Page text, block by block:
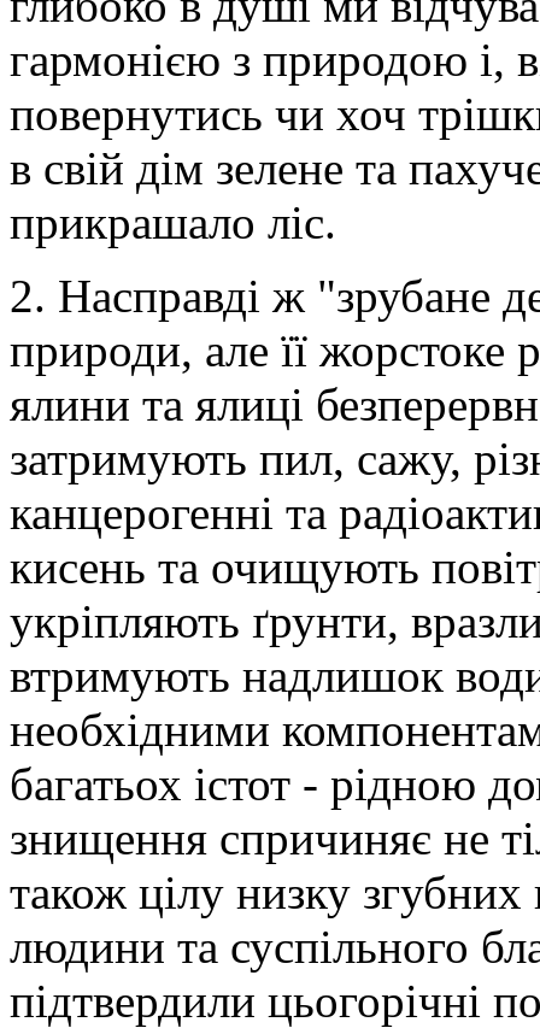
гармонією з природою і,
повернутись чи хоч
в свій дім зелене та
прикрашало ліс.
2. Насправді ж "зрубане
природи, але її жорстоке
ялини та ялиці
затримують пил, сажу,
канцерогенні та
кисень та очищують
укріпляють ґрунти,
втримують надлишок
необхідними
багатьох істот - рідною
знищення спричиняє не
також цілу низку згубних
людини та суспільного
підтвердили цьогорічні